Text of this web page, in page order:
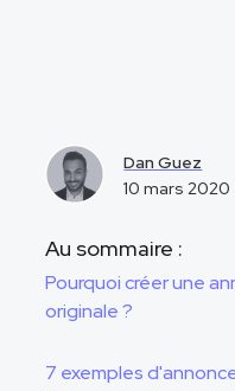
Dan Guez
10 mars 2020
Au sommaire :
Pourquoi créer une
originale ?
7 exemples